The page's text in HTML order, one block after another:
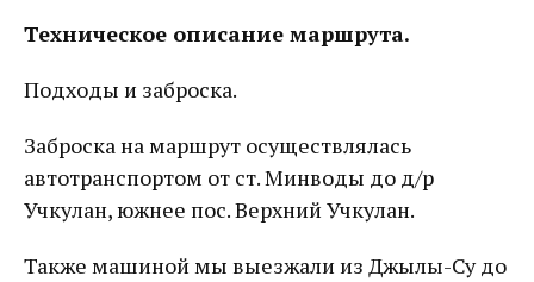
Техническое описание маршрута.
Подходы и заброска.
Заброска на маршрут осуществлялась
автотранспортом от ст. Минводы до д/р
Учкулан, южнее пос. Верхний Учкулан.
Также машиной мы выезжали из Джылы-Су до